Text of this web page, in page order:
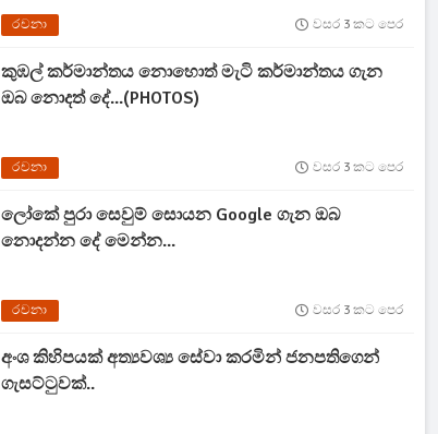
රචනා වසර 3 කට පෙර
කුඹල් කර්මාන්තය නොහොත් මැටි කර්මාන්තය ගැන
ඔබ නොදත් දේ...(PHOTOS)
රචනා වසර 3 කට පෙර
ලෝකේ පුරා සෙවුම් සොයන Google ගැන ඔබ
නොදන්න දේ මෙන්න...
රචනා වසර 3 කට පෙර
අංශ කිහිපයක් අත්‍යවශ්‍ය සේවා කරමින් ජනපතිගෙන්
ගැසට්ටුවක්..